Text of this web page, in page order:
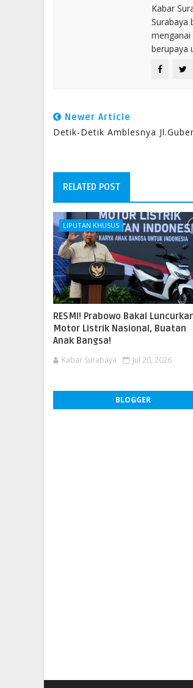
Kabar
Surabaya
berupaya
Newer Article
Detik-Detik Amblesnya
RELATED POST
LIPUTAN KHUSUS
RESMI! Prabowo Bakal
Motor Listrik Nasional, Buatan
Anak Bangsa!
Kabar Surabaya Jul 20, 2026
BLOGGER